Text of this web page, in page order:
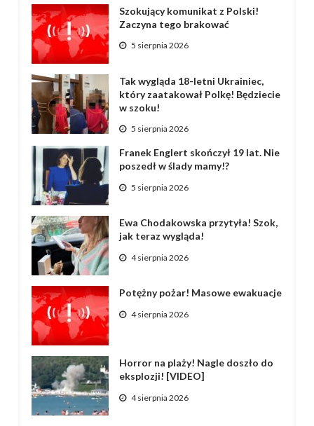
Szokujący komunikat z Polski!
Zaczyna tego brakować
5 sierpnia 2026
Tak wygląda 18-letni Ukrainiec,
który zaatakował Polkę! Będziecie
w szoku!
5 sierpnia 2026
Franek Englert skończył 19 lat. Nie
poszedł w ślady mamy!?
5 sierpnia 2026
Ewa Chodakowska przytyła! Szok,
jak teraz wygląda!
4 sierpnia 2026
Potężny pożar! Masowe ewakuacje
4 sierpnia 2026
Horror na plaży! Nagle doszło do
eksplozji! [VIDEO]
4 sierpnia 2026